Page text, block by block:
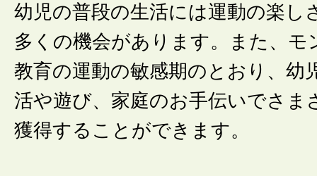
幼児の普段の生活には運動の楽し
多くの機会があります。また、モ
教育の運動の敏感期のとおり、幼
活や遊び、家庭のお手伝いでさま
獲得することができます。